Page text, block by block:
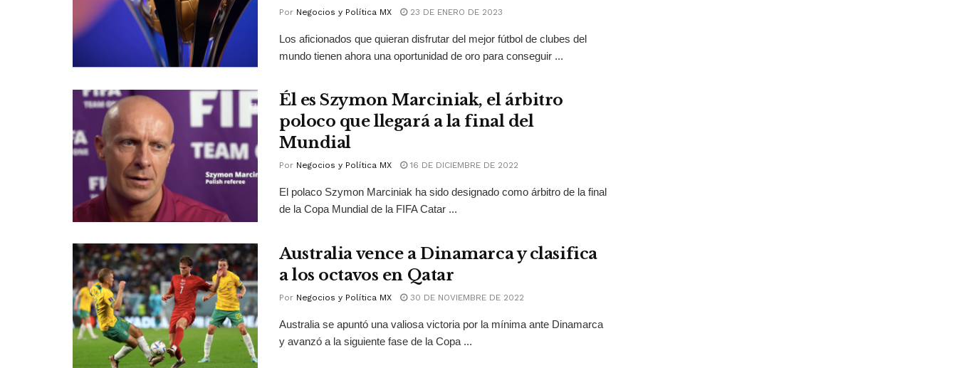
Por Negocios y Política MX 23 DE ENERO DE 2023
Los aficionados que quieran disfrutar del mejor fútbol de clubes del
mundo tienen ahora una oportunidad de oro para conseguir ...
Él es Szymon Marciniak, el árbitro
poloco que llegará a la final del
Mundial
Por Negocios y Política MX 16 DE DICIEMBRE DE 2022
El polaco Szymon Marciniak ha sido designado como árbitro de la final
de la Copa Mundial de la FIFA Catar ...
Australia vence a Dinamarca y clasifica
a los octavos en Qatar
Por Negocios y Política MX 30 DE NOVIEMBRE DE 2022
Australia se apuntó una valiosa victoria por la mínima ante Dinamarca
y avanzó a la siguiente fase de la Copa ...